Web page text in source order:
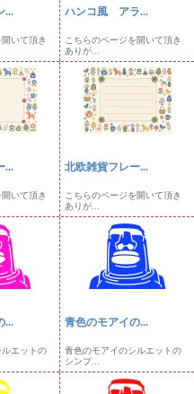
...
いて頂き
ハンコ風 アラ...
こちらのページを開いて頂き
ありが...
...
いて頂き
北欧雑貨フレー...
こちらのページを開いて頂き
ありが...
...
エットの
青色のモアイの...
青色のモアイのシルエットの
シンプ...